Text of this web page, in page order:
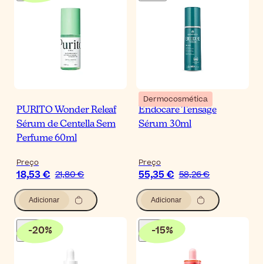
PURITO Wonder Releaf
Sérum de Centella Sem
Perfume 60ml
Preço
18,53 € 21,80 €
Adicionar
Dermocosmética
Endocare Tensage
Sérum 30ml
Preço
55,35 € 58,26 €
Adicionar
-20% -15%